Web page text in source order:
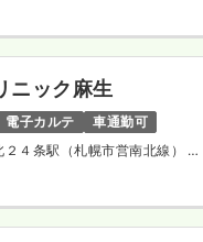
ニック麻生
電子カルテ
車通勤可
２４条駅（札幌市営南北線） 徒